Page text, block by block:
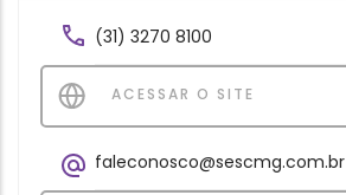
(31) 3270 8100
ACESSAR O SITE
faleconosco@sescmg.com.br